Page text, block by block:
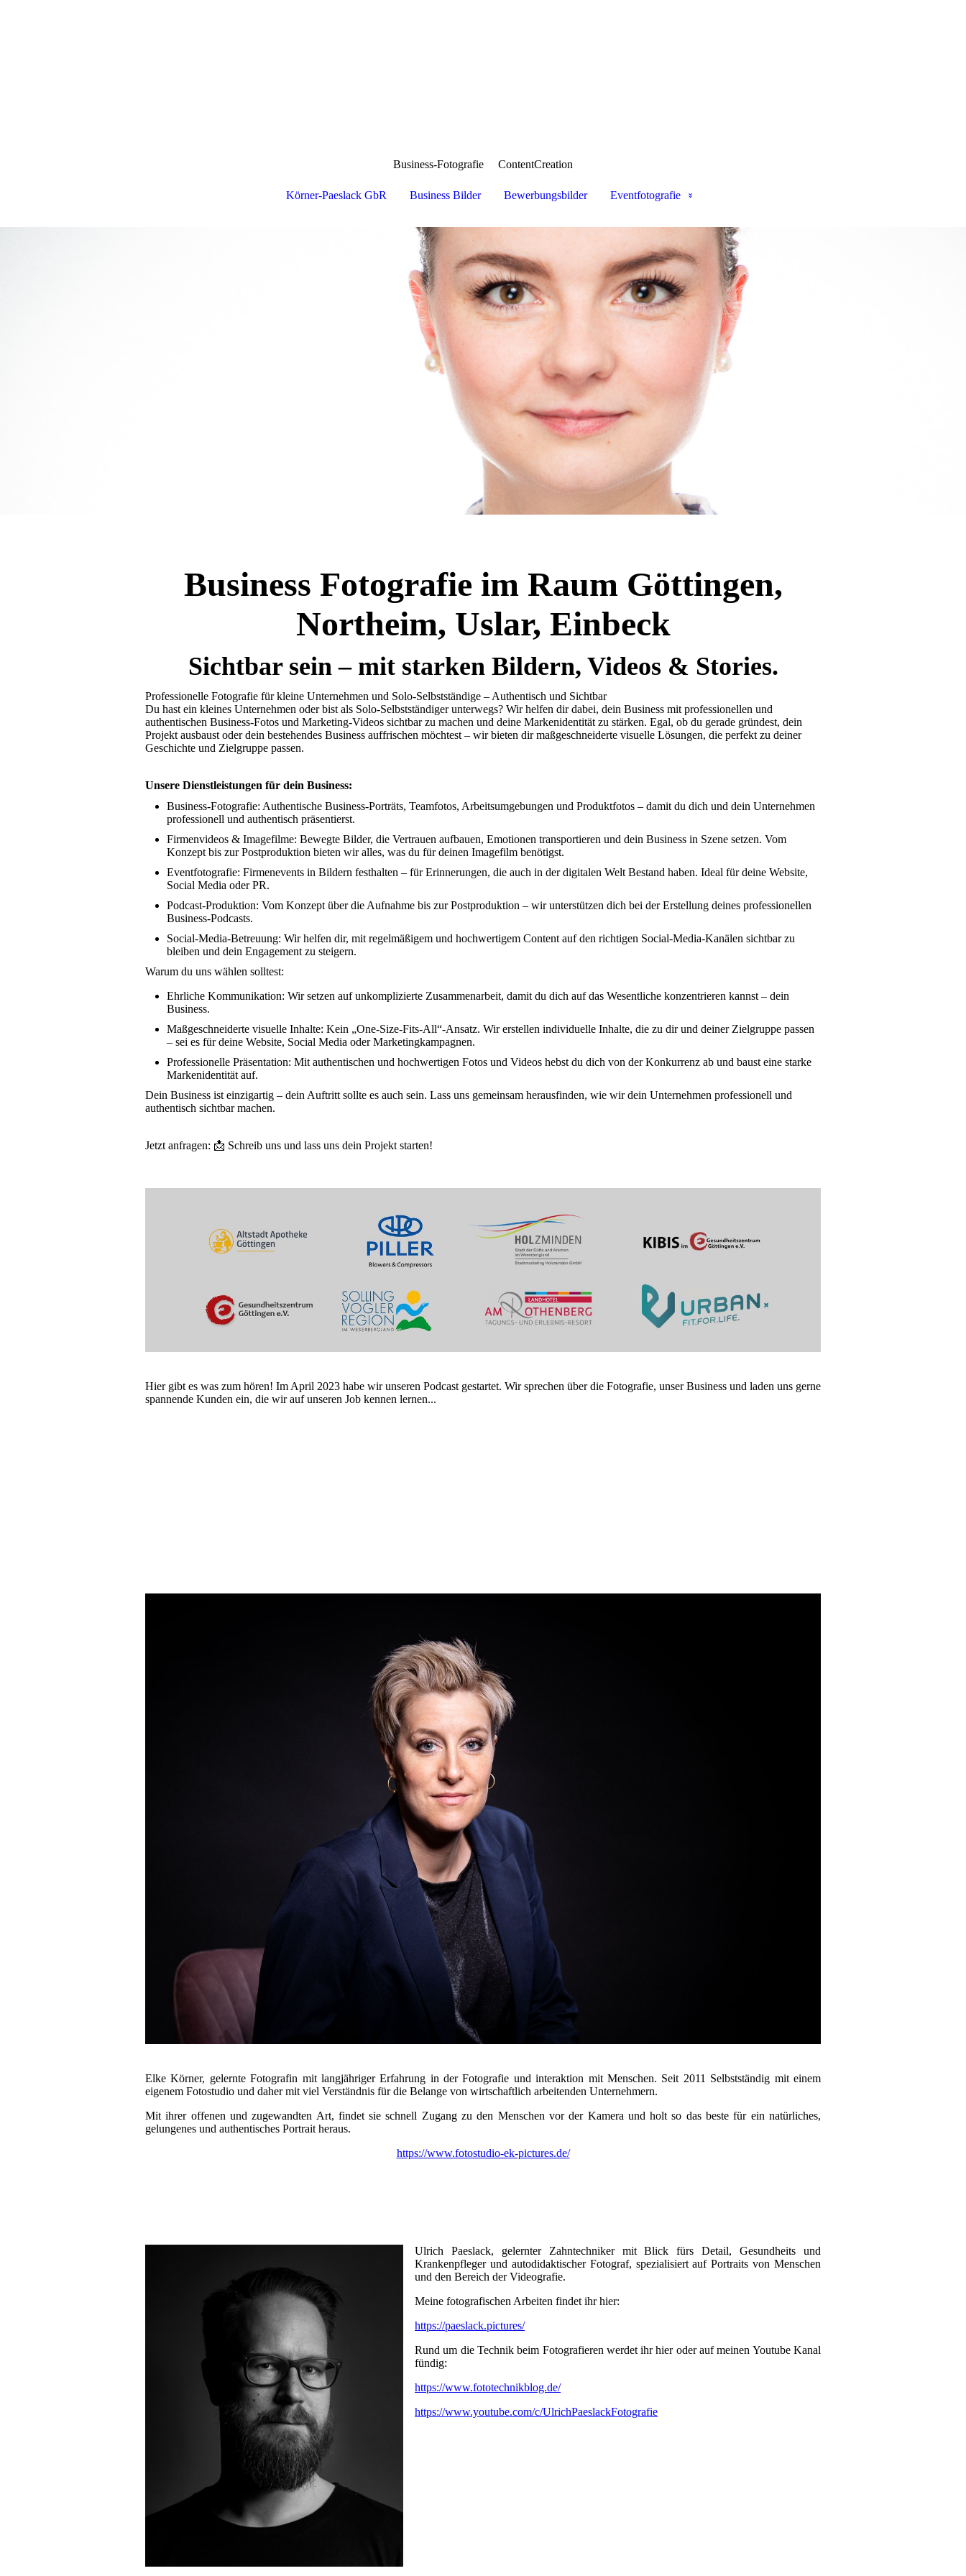
Business-Fotografie ContentCreation
Körner-Paeslack GbR Business Bilder Bewerbungsbilder Eventfotografie
Business Fotografie im Raum Göttingen,
Northeim, Uslar, Einbeck
Sichtbar sein – mit starken Bildern, Videos & Stories.
Professionelle Fotografie für kleine Unternehmen und Solo-Selbstständige – Authentisch und Sichtbar
Du hast ein kleines Unternehmen oder bist als Solo-Selbstständiger unterwegs? Wir helfen dir dabei, dein Business mit professionellen und
authentischen Business-Fotos und Marketing-Videos sichtbar zu machen und deine Markenidentität zu stärken. Egal, ob du gerade gründest, dein
Projekt ausbaust oder dein bestehendes Business auffrischen möchtest – wir bieten dir maßgeschneiderte visuelle Lösungen, die perfekt zu deiner
Geschichte und Zielgruppe passen.
Unsere Dienstleistungen für dein Business:
Business-Fotografie: Authentische Business-Porträts, Teamfotos, Arbeitsumgebungen und Produktfotos – damit du dich und dein Unternehmen
professionell und authentisch präsentierst.
Firmenvideos & Imagefilme: Bewegte Bilder, die Vertrauen aufbauen, Emotionen transportieren und dein Business in Szene setzen. Vom
Konzept bis zur Postproduktion bieten wir alles, was du für deinen Imagefilm benötigst.
Eventfotografie: Firmenevents in Bildern festhalten – für Erinnerungen, die auch in der digitalen Welt Bestand haben. Ideal für deine Website,
Social Media oder PR.
Podcast-Produktion: Vom Konzept über die Aufnahme bis zur Postproduktion – wir unterstützen dich bei der Erstellung deines professionellen
Business-Podcasts.
Social-Media-Betreuung: Wir helfen dir, mit regelmäßigem und hochwertigem Content auf den richtigen Social-Media-Kanälen sichtbar zu
bleiben und dein Engagement zu steigern.
Warum du uns wählen solltest:
Ehrliche Kommunikation: Wir setzen auf unkomplizierte Zusammenarbeit, damit du dich auf das Wesentliche konzentrieren kannst – dein
Business.
Maßgeschneiderte visuelle Inhalte: Kein „One-Size-Fits-All“-Ansatz. Wir erstellen individuelle Inhalte, die zu dir und deiner Zielgruppe passen
– sei es für deine Website, Social Media oder Marketingkampagnen.
Professionelle Präsentation: Mit authentischen und hochwertigen Fotos und Videos hebst du dich von der Konkurrenz ab und baust eine starke
Markenidentität auf.
Dein Business ist einzigartig – dein Auftritt sollte es auch sein. Lass uns gemeinsam herausfinden, wie wir dein Unternehmen professionell und
authentisch sichtbar machen.
Jetzt anfragen: 📩 Schreib uns und lass uns dein Projekt starten!
Hier gibt es was zum hören! Im April 2023 habe wir unseren Podcast gestartet. Wir sprechen über die Fotografie, unser Business und laden uns gerne
spannende Kunden ein, die wir auf unseren Job kennen lernen...
Elke Körner, gelernte Fotografin mit langjähriger Erfahrung in der Fotografie und interaktion mit Menschen. Seit 2011 Selbstständig mit einem
eigenem Fotostudio und daher mit viel Verständnis für die Belange von wirtschaftlich arbeitenden Unternehmern.
Mit ihrer offenen und zugewandten Art, findet sie schnell Zugang zu den Menschen vor der Kamera und holt so das beste für ein natürliches,
gelungenes und authentisches Portrait heraus.
https://www.fotostudio-ek-pictures.de/
Ulrich Paeslack, gelernter Zahntechniker mit Blick fürs Detail, Gesundheits und
Krankenpfleger und autodidaktischer Fotograf, spezialisiert auf Portraits von Menschen
und den Bereich der Videografie.
Meine fotografischen Arbeiten findet ihr hier:
https://paeslack.pictures/
Rund um die Technik beim Fotografieren werdet ihr hier oder auf meinen Youtube Kanal
fündig:
https://www.fototechnikblog.de/
https://www.youtube.com/c/UlrichPaeslackFotografie